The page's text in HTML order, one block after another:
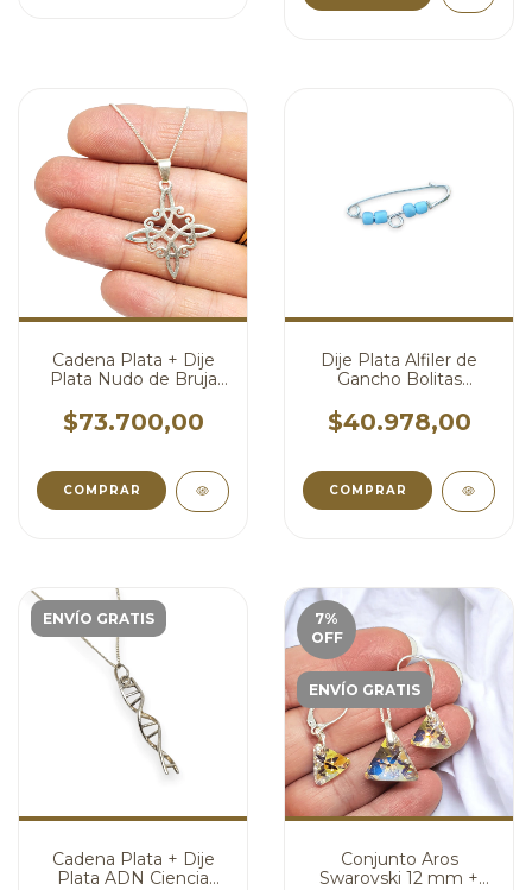
Cadena Plata + Dije
Plata Nudo de Bruja
cod4567
$73.700,00
COMPRAR
Dije Plata Alfiler de
Gancho Bolitas
Proteccion cod4556
$40.978,00
ENVÍO GRATIS
Cadena Plata + Dije
Plata ADN Ciencia
7%
OFF
ENVÍO GRATIS
Conjunto Aros
Swarovski 12 mm +